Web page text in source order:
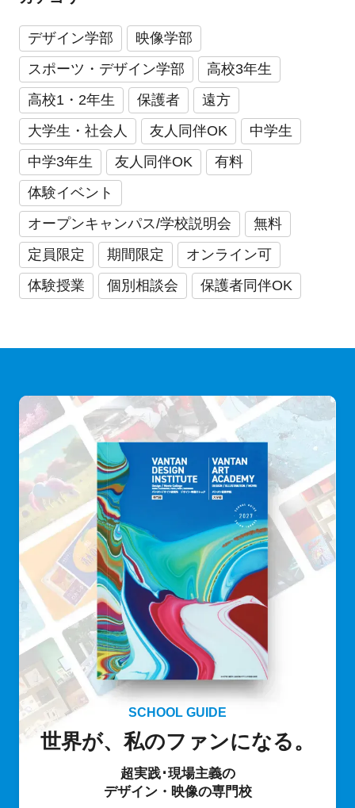
デザイン学部
映像学部
スポーツ・デザイン学部
高校3年生
高校1・2年生
保護者
遠方
大学生・社会人
友人同伴OK
中学生
中学3年生
友人同伴OK
有料
体験イベント
オープンキャンパス/学校説明会
無料
定員限定
期間限定
オンライン可
体験授業
個別相談会 保護者同伴OK
SCHOOL GUIDE
世界が、私のファンになる。
超実践･現場主義の
デザイン・映像の専門校